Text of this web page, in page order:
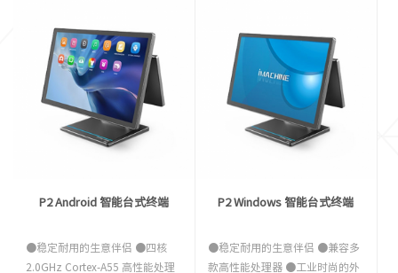
污 ●7.7V/3000mAh 大容量可拆
卸电池 ●专业扫描引擎、NFC 与
双 SIM 卡槽 ●通过 Google GMS
认证并支持 SoftPOS 支付
FHD全高清显示屏 ● 可折叠设计
● 丰富的外设扩展接口
P2 Android 智能台式终端
●稳定耐用的生意伴侣 ●四核
2.0GHz Cortex-A55 高性能处理
P2 Windows 智能台式终端
●稳定耐用的生意伴侣 ●兼容多
款高性能处理器 ●工业时尚的外